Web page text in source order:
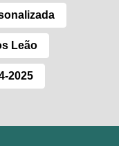
Leão
2025